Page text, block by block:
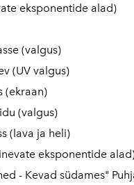
eksponentide alad)
(valgus)
(UV valgus)
(ekraan)
(valgus)
(lava ja heli)
eksponentide
- Kevad südames"